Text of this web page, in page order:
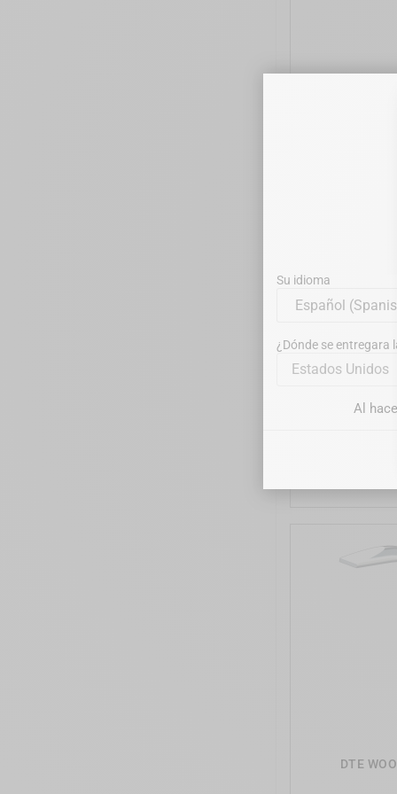
DTE
DTE
DTE
Su idioma
¿Dónde se entregara
Estados Unidos
Al